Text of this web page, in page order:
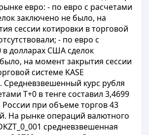
евро: - по евро с расчетами
заключено не было, на
сессии котировки в торговой
- по евро с
в долларах США сделок
на момент закрытия сессии
системе KASE
Средневзвешенный курс рубля
T+0 в тенге составил 3,4699
России при объеме торгов 43
На рынке операций валютного
средневзвешенная